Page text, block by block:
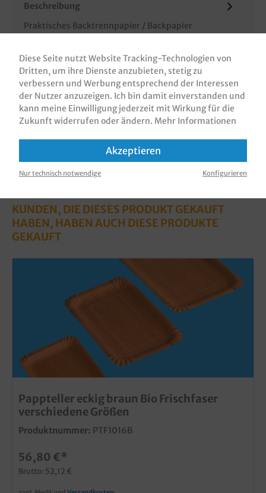
Beschreibung
Praktisches Backtrennpapier / Backpapier
Bewertungen
Informationen zur Produktsicherheit
KUNDEN, DIE DIESES PRODUKT GEKAUFT
HABEN, HABEN AUCH DIESE PRODUKTE
GEKAUFT
Pappteller eckig braun Bio Frischfaser
verschiedene Größen
Produktnummer: PTF1016B
56,80 €*
Brutto: 52,12 €
Diese Seite nutzt Website Tracking-Technologien von
Dritten, um ihre Dienste anzubieten, stetig zu
verbessern und Werbung entsprechend der Interessen
der Nutzer anzuzeigen. Ich bin damit einverstanden und
kann meine Einwilligung jederzeit mit Wirkung für die
Zukunft widerrufen oder ändern. Mehr Informationen
Akzeptieren
Nur technisch notwendige Konfigurieren